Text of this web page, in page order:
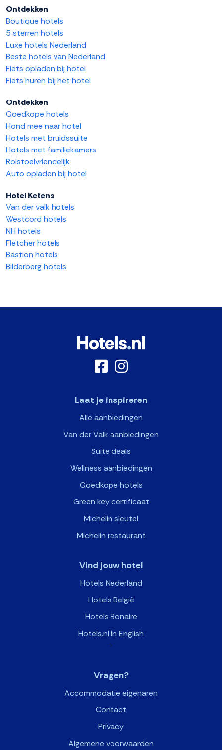
Ontdekken
Boutique hotels
5 sterren hotels
Luxe hotels Nederland
Beste hotels van Nederland
Fiets opladen bij hotel
Fiets huren bij het hotel
Ontdekken
Goedkope hotels
Hond mee naar hotel
Hotels met bruidssuite
Hotels met familiekamers
Rolstoelvriendelijk
Auto opladen bij hotel
Hotel Ketens
Van der valk hotels
Westcord hotels
NH hotels
Fletcher hotels
Bastion hotels
Bilderberg hotels
Laat je inspireren
Alle aanbiedingen
Van der Valk aanbiedingen
Suite deals
Wellness aanbiedingen
Goedkope hotels
Green key certificaat
Michelin sleutel
Michelin restaurant
Vind jouw hotel
Hotels Nederland
Hotels België
Hotels Bonaire
Hotels.nl in English
>
Vragen?
Accommodatie eigenaren
Contact
Privacy
Algemene voorwaarden